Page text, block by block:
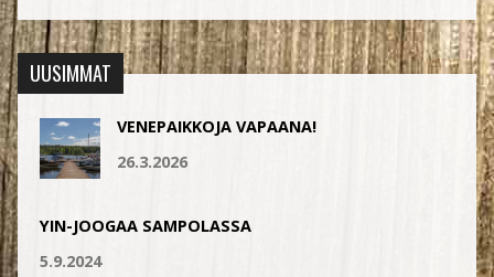
UUSIMMAT
VENEPAIKKOJA VAPAANA!
26.3.2026
YIN-JOOGAA SAMPOLASSA
5.9.2024